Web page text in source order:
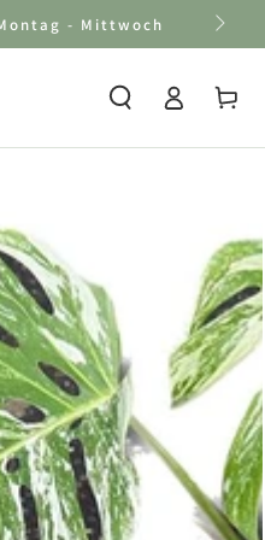
- Mittwoch
Einloggen